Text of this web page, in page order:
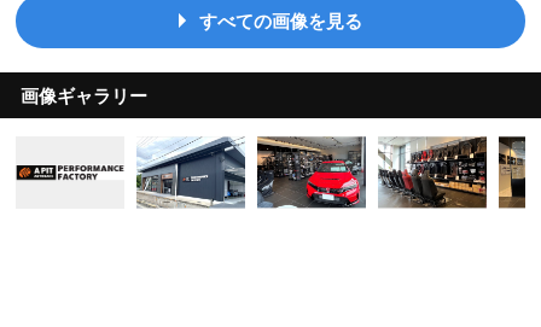
すべての画像を見る
画像ギャラリー